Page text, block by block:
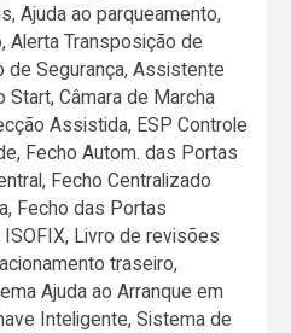
Ajuda ao parqueamento,
Alerta Transposição de
de Segurança, Assistente
Start, Câmara de Marcha
Assistida, ESP Controle
Fecho Autom. das Portas
Fecho Centralizado
Fecho das Portas
Livro de revisões
traseiro,
Ajuda ao Arranque em
Inteligente, Sistema de